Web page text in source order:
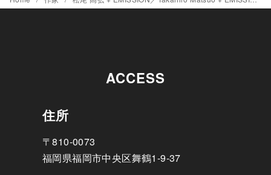
ACCESS
住所
〒810-0073
福岡県福岡市中央区舞鶴1-9-37